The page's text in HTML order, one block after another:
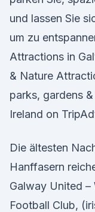
und lassen Sie
um zu
Attractions in
& Nature
parks, gardens
Ireland on
Die ältesten
Hanffasern
Galway United
Football Club,